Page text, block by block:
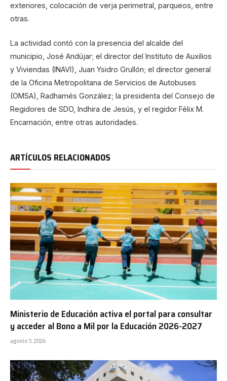
exteriores, colocación de verja perimetral, parqueos, entre
otras.
La actividad contó con la presencia del alcalde del
municipio, José Andújar; el director del Instituto de Auxilios
y Viviendas (INAVI), Juan Ysidro Grullón; el director general
de la Oficina Metropolitana de Servicios de Autobuses
(OMSA), Radhamés González; la presidenta del Consejo de
Regidores de SDO, Indhira de Jesús, y el regidor Félix M.
Encarnación, entre otras autoridades.
ARTÍCULOS RELACIONADOS
Ministerio de Educación activa el portal para consultar
y acceder al Bono a Mil por la Educación 2026-2027
agosto 5, 2026